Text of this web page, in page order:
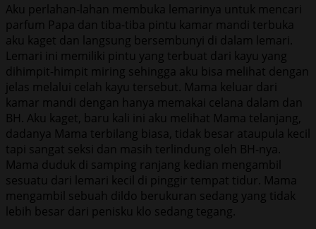
Aku perlahan-lahan membuka lemarinya untuk mencari
parfum Papa dan tiba-tiba pintu kamar mandi terbuka
aku kaget dan langsung bersembunyi di dalam lemari.
Lemari ini memiliki pintu yang terbuat dari kayu yang
dihimpit-himpit miring sehingga aku bisa melihat dengan
jelas melalui celah kayu tersebut. Mama keluar dari
kamar mandi dengan hanya memakai celana dalam dan
BH. Aku kaget, baru kali ini aku melihat Mama telanjang,
dadanya Mama terbilang biasa, tidak besar ataupula kecil
tapi sangat seksi dan masih terlindung oleh BH-nya.
Mama duduk di samping ranjang kedian mengambil
sesuatu dari lemari kecil di pinggir tempat tidur. Mama
mengambil sebuah dildo berukuran sedang yang tidak
lebih besar dari penisku klo sedang tegang.